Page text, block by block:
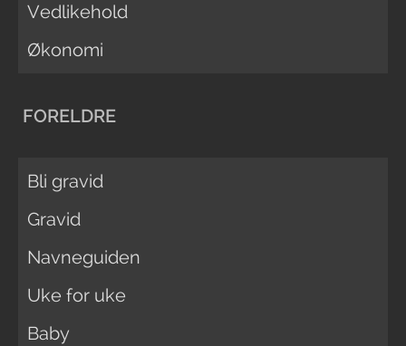
Vedlikehold
Økonomi
FORELDRE
Bli gravid
Gravid
Navneguiden
Uke for uke
Baby